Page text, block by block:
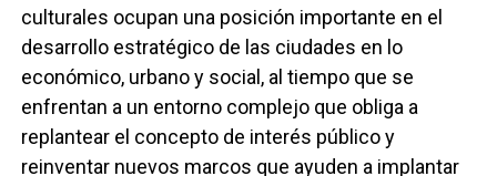
culturales ocupan una posición importante en el
desarrollo estratégico de las ciudades en lo
económico, urbano y social, al tiempo que se
enfrentan a un entorno complejo que obliga a
replantear el concepto de interés público y
reinventar nuevos marcos que ayuden a implantar